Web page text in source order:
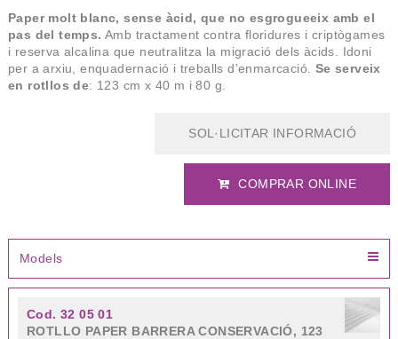
Paper molt blanc, sense àcid, que no esgrogueeix amb el
pas del temps. Amb tractament contra floridures i criptògames
i reserva alcalina que neutralitza la migració dels àcids. Idoni
per a arxiu, enquadernació i treballs d’enmarcació. Se serveix
en rotllos de: 123 cm x 40 m i 80 g.
SOL·LICITAR INFORMACIÓ
COMPRAR ONLINE
Models
Cod. 32 05 01
ROTLLO PAPER BARRERA CONSERVACIÓ, 123